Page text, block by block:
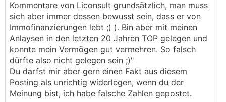
Immobilientreuhänder und Vermögensberater bin
und tagtäglich der entsprechenden Profession
nachgehe?
Sind Fakten, die ich nachweislich hier und im
Parallelthread betreffend Zins- und
Inflationsentwicklung poste weniger wert, weil
sie von mir stammen?
Sind meine Kommentare zur aktuellen Sicht auf
die Kreditvergabepolitik einzelner Sektoren,
Kommentare von Liconsult grundsätzlich, man muss
sich aber immer dessen bewusst sein, dass er von
Immofinanzierungen lebt ;) ). Bin aber mit meinen
Anlaysen in den letzten 20 Jahren TOP gelegen und
konnte mein Vermögen gut vermehren. So falsch
dürfte also nicht gelegen sein ;)"
Du darfst mir aber gern einen Fakt aus diesem
Posting als unrichtig widerlegen, wenn du der
Meinung bist, ich habe falsche Zahlen gepostet.